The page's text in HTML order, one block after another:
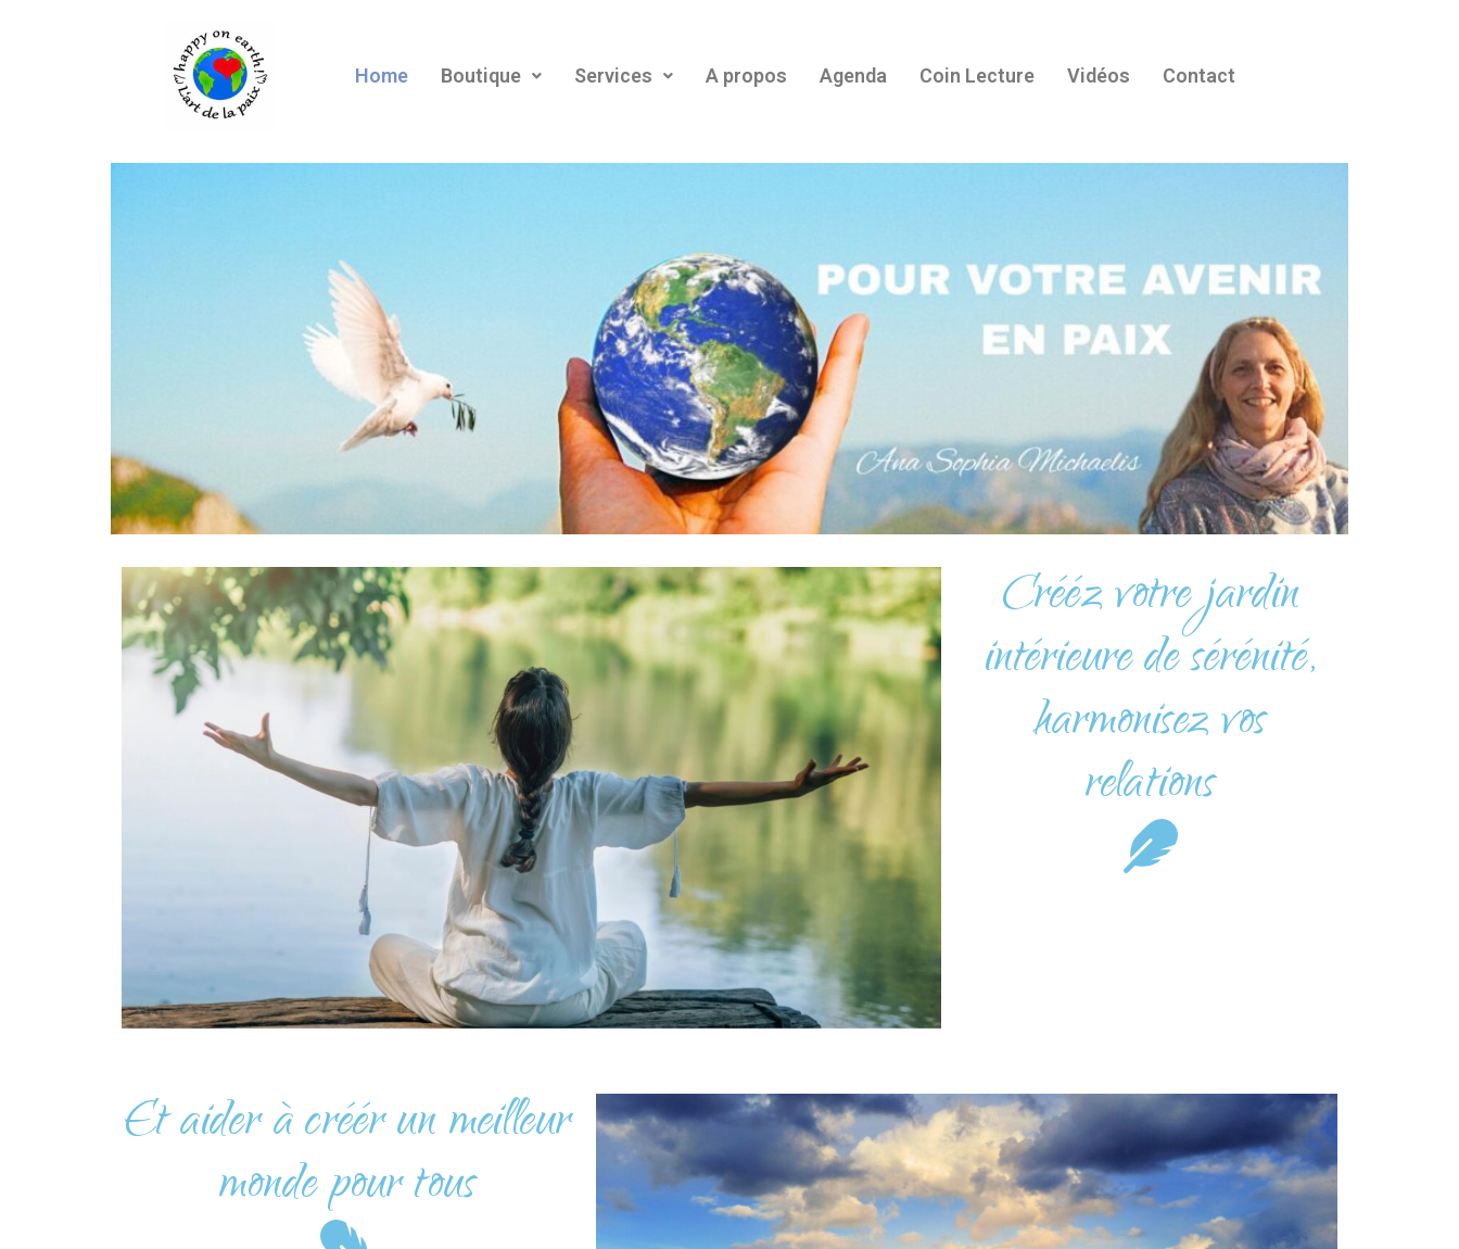
Home Boutique Services A propos Agenda Coin Lecture Vidéos Contact
Crééz votre jardin
intérieure de sérénité,
harmonisez vos
relations
Et aider à créér un meilleur
monde pour tous